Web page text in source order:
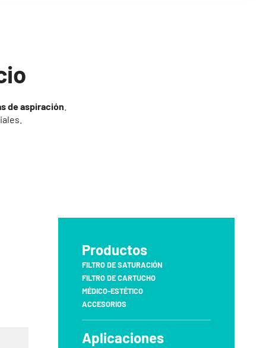
de aspiración
Productos
FILTRO DE SATURACIÓN
FILTRO DE CARTUCHO
MÉDICO-ESTÉTICO
ACCESORIOS
Aplicaciones